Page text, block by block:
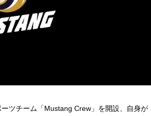
ツチーム「Mustang Crew」を開設、自身が